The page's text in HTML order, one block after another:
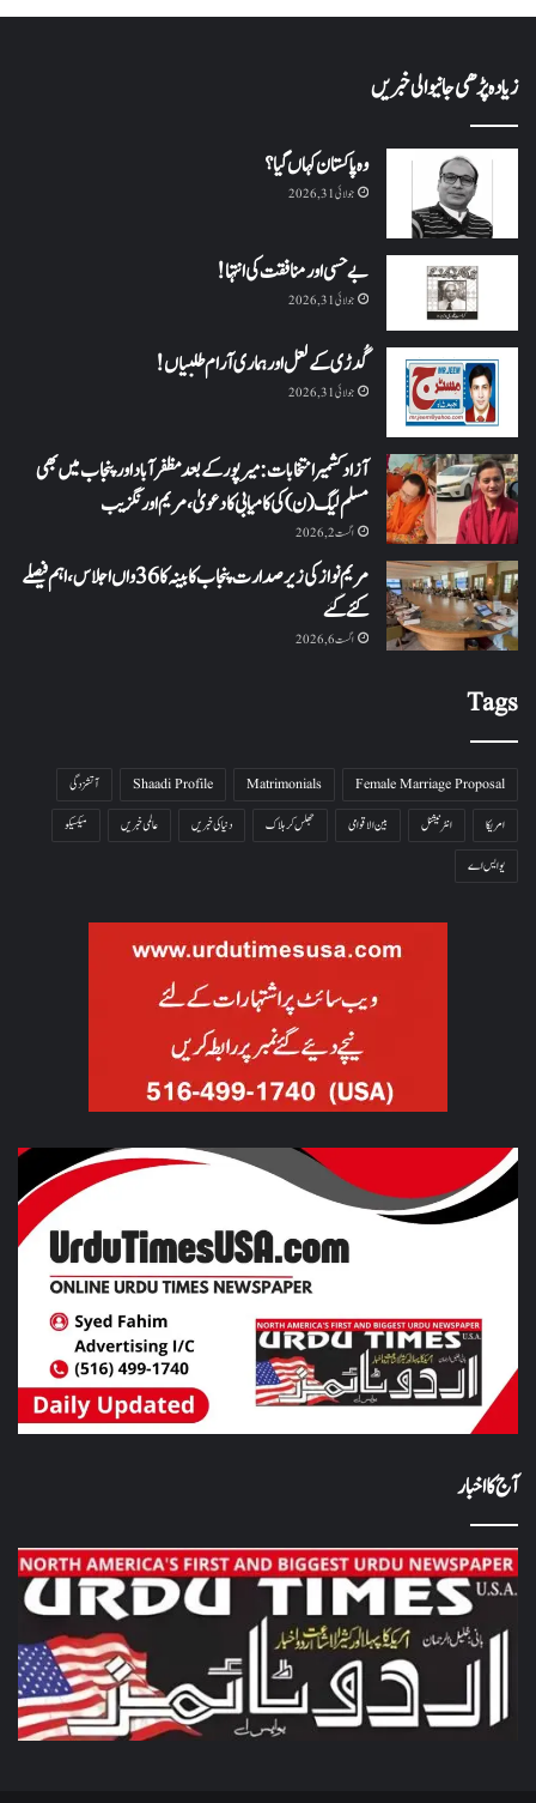
زیادہ پڑھی جانیوالی خبریں
وہ پاکستان کہاں گیا؟
جولائی 31, 2026
بے حسی اور منافقت کی انتہا !
جولائی 31, 2026
گُدڑی کے لعل اور ہماری آرام طلبیاں!
جولائی 31, 2026
آزاد کشمیر انتخابات: میرپور کے بعد مظفرآباد اور پنجاب میں بھی
مسلم لیگ (ن) کی کامیابی کا دعویٰ، مریم اورنگزیب
اگست 2, 2026
مریم نواز کی زیر صدارت پنجاب کابینہ کا 36واں اجلاس،اہم فیصلے
کئے گئے
اگست 6, 2026
Tags
Female Marriage Proposal
Matrimonials
Shaadi Profile
آتشزدگی
امریکا
انٹرنیشنل بین الاقوامی جھلس کر ہلاک دنیا کی خبریں عالمی خبریں
میکسیکو
یو ایس اے
آج کا اخبار